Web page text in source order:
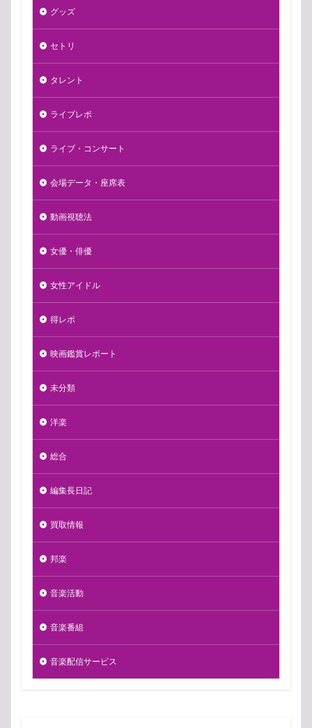
グッズ
セトリ
タレント
ライブレポ
ライブ・コンサート
会場データ・座席表
動画視聴法
女優・俳優
女性アイドル
得レポ
映画鑑賞レポート
未分類
洋楽
総合
編集長日記
買取情報
邦楽
音楽活動
音楽番組
音楽配信サービス